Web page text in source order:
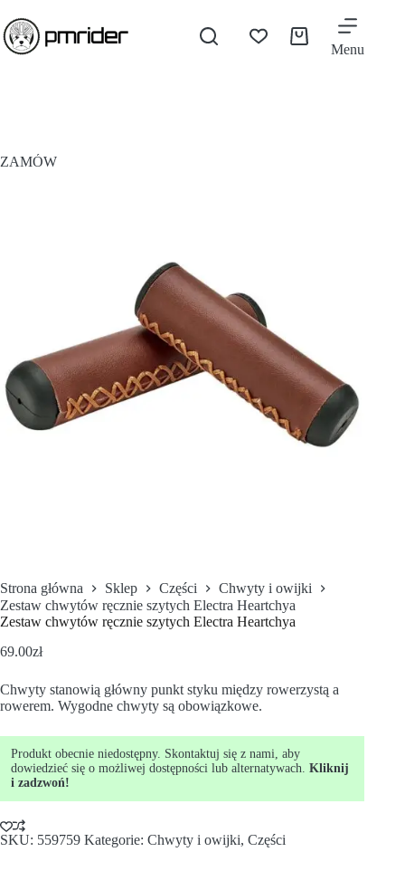
Menu
ZAMÓW
Strona główna Sklep Części
Chwyty i owijki
Zestaw chwytów ręcznie szytych Electra Heartchya
Zestaw chwytów ręcznie szytych Electra Heartchya
69.00zł
Chwyty stanowią główny punkt styku między rowerzystą a
rowerem. Wygodne chwyty są obowiązkowe.
Produkt obecnie niedostępny. Skontaktuj się z nami, aby
dowiedzieć się o możliwej dostępności lub alternatywach. Kliknij
i zadzwoń!
SKU: 559759 Kategorie: Chwyty i owijki, Części